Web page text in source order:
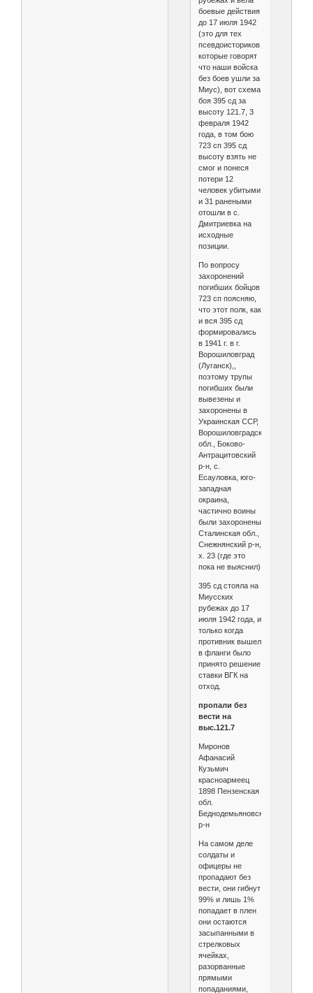
боевые действия
до 17 июля 1942
(это для тех
псевдоисториков
которые говорят
что наши войска
без боев ушли за
Миус), вот схема
боя 395 сд за
высоту 121.7, 3
февраля 1942
года, в том бою
723 сп 395 сд
высоту взять не
смог и понеся
потери 12
человек убитыми
и 31 ранеными
отошли в с.
Дмитриевка на
исходные
позиции.
По вопросу
захоронений
погибших бойцов
723 сп поясняю,
что этот полк, как
и вся 395 сд
формировались
в 1941 г. в г.
Ворошиловград
(Луганск),,
поэтому трупы
погибших были
вывезены и
захоронены в
Украинская ССР,
Ворошиловградская
обл., Боково-
Антрацитовский
р-н, с.
Есауловка, юго-
западная
окраина,
частично воины
были захоронены
Сталинская обл.,
Снежнянский р-н,
х. 23 (где это
пока не выяснил)
395 сд стояла на
Миусских
рубежах до 17
июля 1942 года, и
только когда
противник вышел
в фланги было
принято решение
ставки ВГК на
отход.
пропали без
вести на
выс.121.7
Миронов
Афанасий
Кузьмич
красноармеец
1898 Пензенская
обл.
Беднодемьяновский
р-н
На самом деле
солдаты и
офицеры не
пропадают без
вести, они гибнут
99% и лишь 1%
попадает в плен
они остаются
засыпанными в
стрелковых
ячейках,
разорванные
прямыми
попаданиями,